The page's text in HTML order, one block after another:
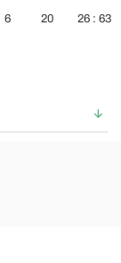
6 20 26 : 63